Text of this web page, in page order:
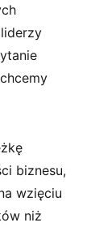
biznesu,
wzięciu
niż